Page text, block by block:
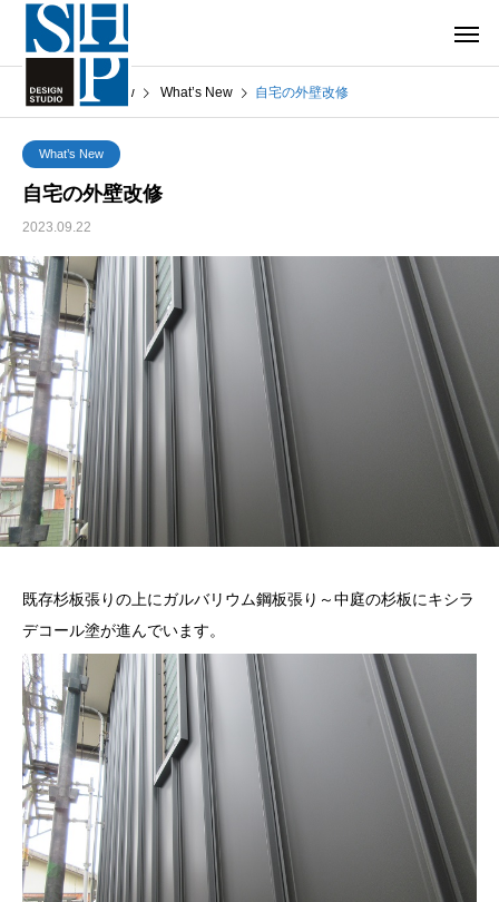
What’s New What’s New 自宅の外壁改修
What’s New
自宅の外壁改修
2023.09.22
既存杉板張りの上にガルバリウム鋼板張り～中庭の杉板にキシラ
デコール塗が進んでいます。